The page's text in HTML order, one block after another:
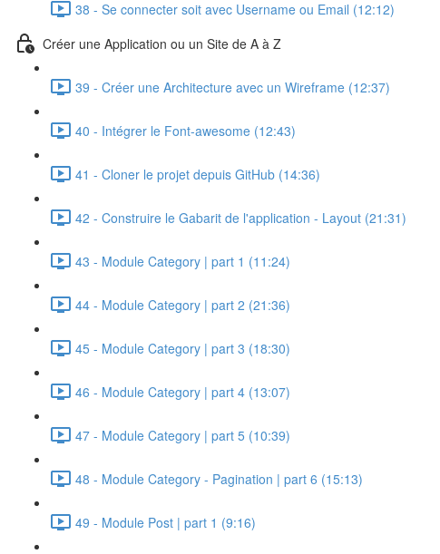
38 - Se connecter soit avec Username ou Email (12:12)
Créer une Application ou un Site de A à Z
39 - Créer une Architecture avec un Wireframe (12:37)
40 - Intégrer le Font-awesome (12:43)
41 - Cloner le projet depuis GitHub (14:36)
42 - Construire le Gabarit de l'application - Layout (21:31)
43 - Module Category | part 1 (11:24)
44 - Module Category | part 2 (21:36)
45 - Module Category | part 3 (18:30)
46 - Module Category | part 4 (13:07)
47 - Module Category | part 5 (10:39)
48 - Module Category - Pagination | part 6 (15:13)
49 - Module Post | part 1 (9:16)